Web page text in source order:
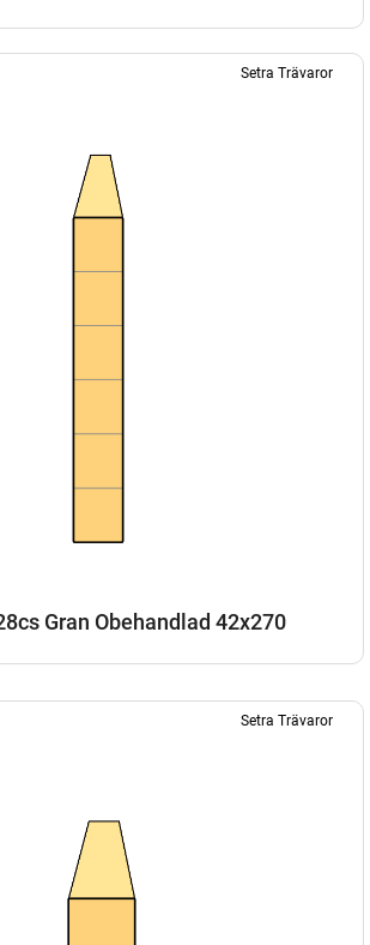
Setra Trävaror
Gran Obehandlad 42x270
Setra Trävaror